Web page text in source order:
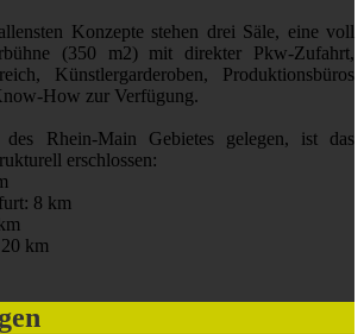
Konzepte stehen drei Säle, eine voll
(350 m2) mit direkter Pkw-Zufahrt,
Künstlergarderoben, Produktionsbüros
How zur Verfügung.
Rhein-Main Gebietes gelegen, ist das
erschlossen:
8 km
km